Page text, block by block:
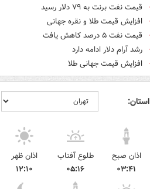
قیمت نفت برنت به ۷۹ دلار رسید
افزایش قیمت طلا و نقره جهانی
قیمت نفت ۵ درصد کاهش یافت
رشد آرام دلار ادامه دارد
افزایش قیمت جهانی طلا
استان:
اذان صبح
۰۳:۴۱
طلوع آفتاب
۰۵:۱۶
اذان ظهر
۱۲:۱۰